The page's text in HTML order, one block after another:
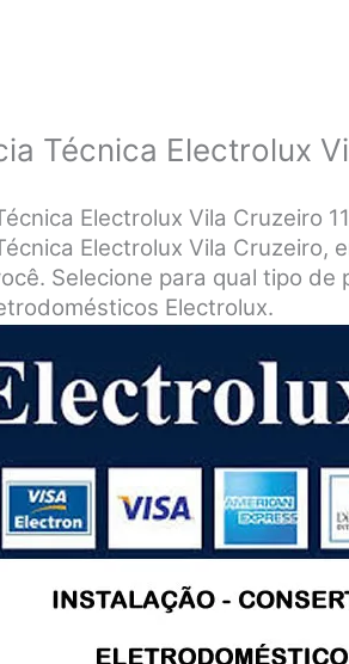
Técnica Electrolux
Electrolux Vila Cruzeiro
Electrolux Vila Cruzeiro,
Selecione para qual tipo
Electrolux.